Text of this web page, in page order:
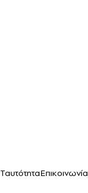
ΤαυτότηταΕπικοινωνία